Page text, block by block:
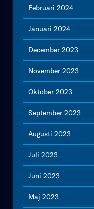
Februari 2024
Januari 2024
December 2023
November 2023
Oktober 2023
September 2023
Augusti 2023
Juli 2023
Juni 2023
Maj 2023